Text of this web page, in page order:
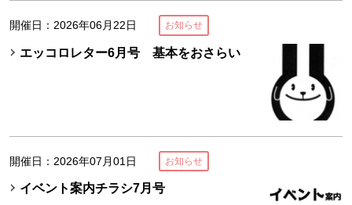
開催日：2026年06月22日 お知らせ
エッコロレター6月号 基本をおさらい
開催日：2026年07月01日 お知らせ
イベント案内チラシ7月号